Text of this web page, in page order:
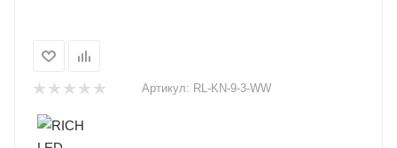
Артикул: RL-KN-9-3-WW